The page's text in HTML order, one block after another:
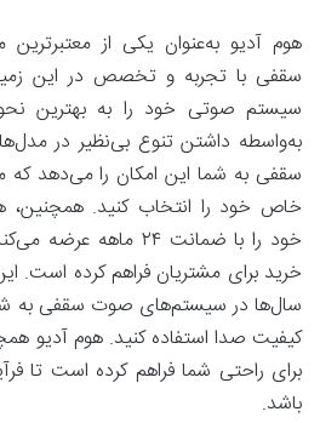
هوم آدیو به‌عنوان یکی از معتبرترین
سقفی با تجربه و تخصص در این
سیستم صوتی خود را به بهترین نحو
به‌واسطه داشتن تنوع بی‌نظیر در
سقفی به شما این امکان را می‌دهد که
خاص خود را انتخاب کنید. همچنین،
خود را با ضمانت ۲۴
خرید برای مشتریان فراهم کرده است.
سال‌ها در سیستم‌های صوت سقفی به
کیفیت صدا استفاده کنید. هوم آدیو
برای راحتی شما فراهم کرده است تا
باشد.